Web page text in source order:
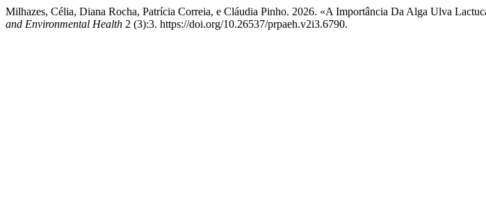
Milhazes, Célia, Diana Rocha, Patrícia Correia, e Cláudia Pinho. 2026. «A Importância Da Alga Ulva
and Environmental Health 2 (3):3. https://doi.org/10.26537/prpaeh.v2i3.6790.